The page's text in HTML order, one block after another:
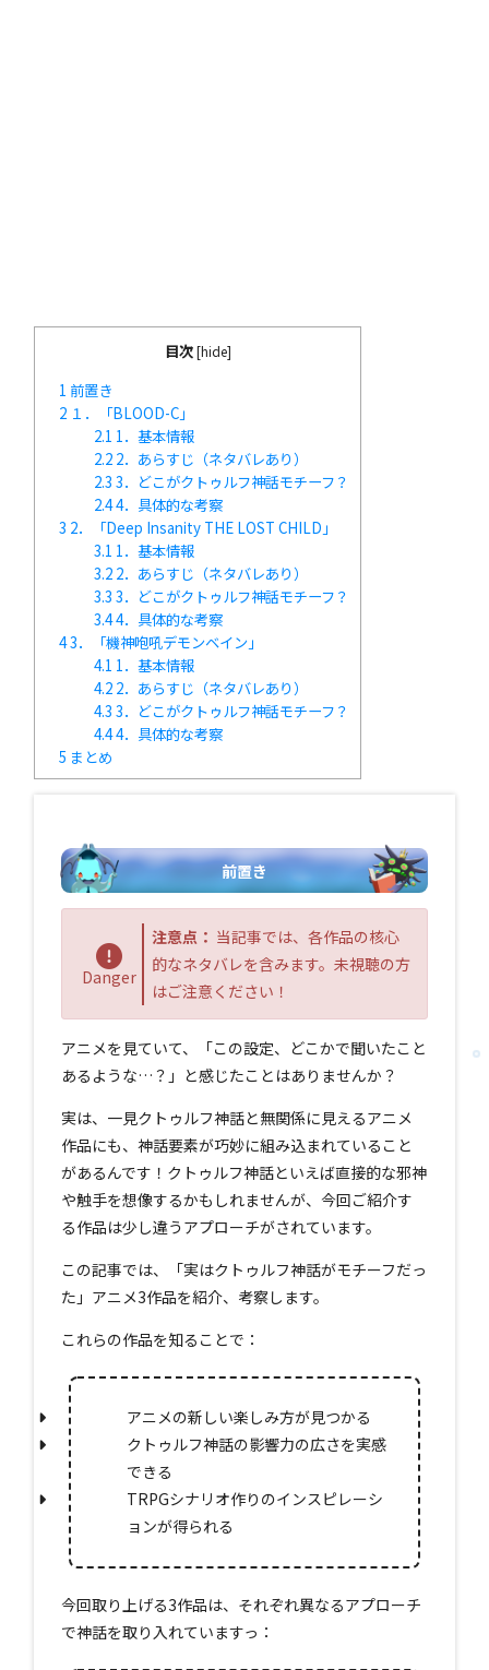
目次 [hide]
1 前置き
2 １．「BLOOD-C」
2.1 1．基本情報
2.22．あらすじ（ネタバレあり）
2.3 3．どこがクトゥルフ神話モチーフ？
2.44．具体的な考察
3 2．「Deep Insanity THE LOST CHILD」
3.1 1．基本情報
3.22．あらすじ（ネタバレあり）
3.3 3．どこがクトゥルフ神話モチーフ？
3.44．具体的な考察
43．「機神咆吼デモンベイン」
4.1 1．基本情報
4.22．あらすじ（ネタバレあり）
4.3 3．どこがクトゥルフ神話モチーフ？
4.44．具体的な考察
5 まとめ
前置き
Danger
注意点： 当記事では、各作品の核心
的なネタバレを含みます。未視聴の方
はご注意ください！
アニメを見ていて、「この設定、どこかで聞いたこと
あるような…？」と感じたことはありませんか？
実は、一見クトゥルフ神話と無関係に見えるアニメ
作品にも、神話要素が巧妙に組み込まれていること
があるんです！クトゥルフ神話といえば直接的な邪神
や触手を想像するかもしれませんが、今回ご紹介す
る作品は少し違うアプローチがされています。
この記事では、「実はクトゥルフ神話がモチーフだっ
た」アニメ3作品を紹介、考察します。
これらの作品を知ることで：
アニメの新しい楽しみ方が見つかる
クトゥルフ神話の影響力の広さを実感
できる
TRPGシナリオ作りのインスピレーシ
ョンが得られる
今回取り上げる3作品は、それぞれ異なるアプローチ
で神話を取り入れていますっ：